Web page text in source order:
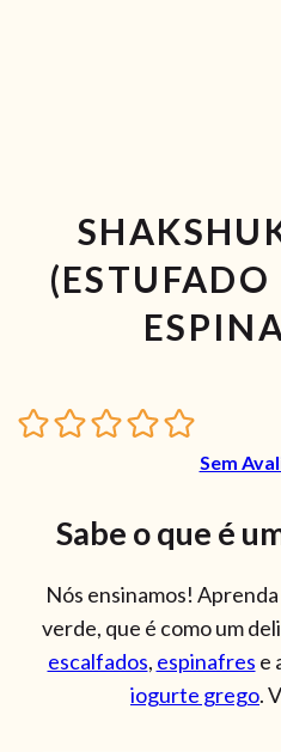
(ESTUFADO
Sem
Sabe o que é
Nós ensinamos!
verde, que é como um
escalfados, espinafres e
iogurte grego.